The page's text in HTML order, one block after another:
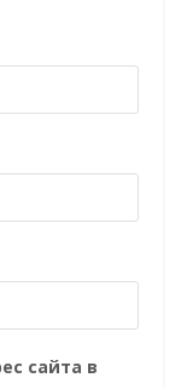
сайта в